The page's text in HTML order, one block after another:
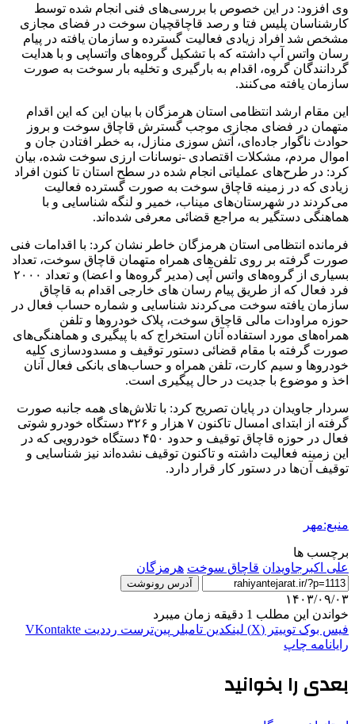
وی افزود: در این خصوص با بررسی‌های فنی انجام شده توسط
کارشناسان پلیس فتا و رصد قاچاقچیان سوخت در فضای مجازی
مشخص شد افراد زیادی فعالیت گسترده و سازمان یافته در پیام
رسان واتس آپ داشته که با تشکیل گروه‌های واتساپی و با هدایت
گردانندگان گروه، اقدام به بارگیری و تخلیه بار سوخت به صورت
سازمان یافته می‌کنند.
این مقام ارشد انتظامی استان هرمزگان با بیان این که این اقدام
متهمان در فضای مجازی موجب گسترش قاچاق سوخت و بروز
حوادث ناگوار جاده‌ای، آتش سوزی منازل، به خطر افتادن جان و
اموال مردم، مشکلات اقتصادی -نوسانات ارزی سوخت شده، بیان
کرد: در طرح‌های عملیاتی انجام شده در سطح استان تا کنون افراد
زیادی که در زمینه قاچاق سوخت به صورت گسترده فعالیت
می‌کردند در شهرستان‌های میناب، خمیر و لنگه شناسایی و با
هماهنگی دستگیر به مراجع قضائی معرفی شده‌اند.
فرمانده انتظامی استان هرمزگان خاطر نشان کرد: با اقدامات فنی
صورت گرفته بر روی تلفن‌های همراه متهمان قاچاق سوخت، تعداد
بسیاری از گروه‌های واتس آپی (مدیر گروه‌ها و اعضا) و تعداد ۲۰۰۰
فرد فعال که از طریق پیام رسان های خارجی اقدام به قاچاق
سازمان یافته سوخت می‌کردند شناسایی و شماره حساب فعال در
حوزه مراودات مالی قاچاق سوخت، پلاک خودروها و تلفن
همراه‌های مورد استفاده آنان استخراج که با پیگیری و هماهنگی‌های
صورت گرفته با مقام قضائی دستور توقیف و مسدودسازی کلیه
خودروها و سیم کارت، تلفن همراه و حساب‌های بانکی فعال آنان
اخذ و موضوع با جدیت در حال پیگیری است.
سردار جاویدان در پایان تصریح کرد: با تلاش‌های همه جانبه صورت
گرفته از ابتدای امسال تاکنون ۷ هزار و ۳۲۶ دستگاه خودرو شوتی
فعال در حوزه قاچاق توقیف و حدود ۴۵۰ دستگاه خودرویی که در
این زمینه فعالیت داشته و تاکنون توقیف نشده‌اند نیز شناسایی و
توقیف آن‌ها در دستور کار قرار دارد.
منبع:مهر
برچسب ها
علی اکبرجاویدان قاچاق سوخت هرمزگان
آدرس رونوشت
۱۴۰۳/۰۹/۰۳
خواندن این مطلب 1 دقیقه زمان میبرد
فیس بوک توییتر (X) لینکدین ‫تامبلر ‫پین‌ترست ‫رددیت ‫VKontakte
رایانامه چاپ
بعدی را بخوانید